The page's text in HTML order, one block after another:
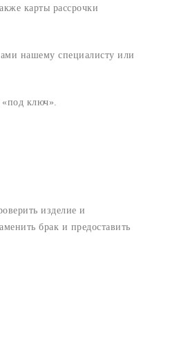
карты рассрочки
нашему специалисту или
ключ».
изделие и
брак и предоставить